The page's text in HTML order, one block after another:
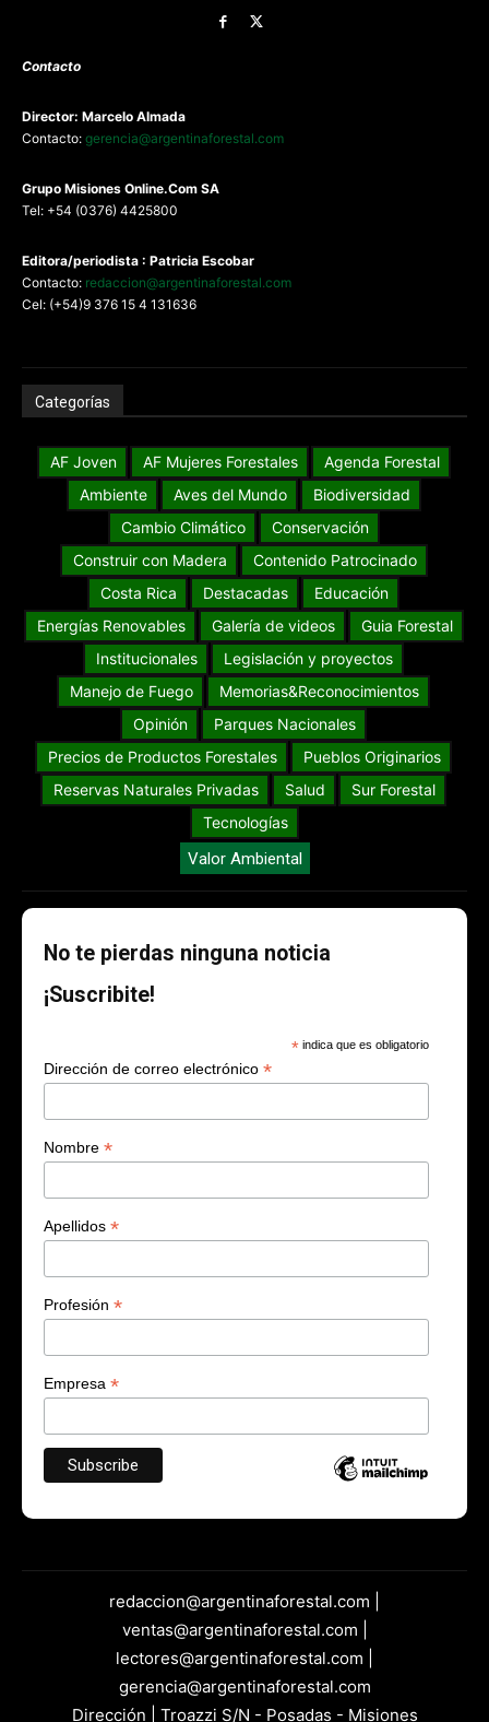
Contacto
Director: Marcelo Almada
Contacto: gerencia@argentinaforestal.com
Grupo Misiones Online.Com SA
Tel: +54 (0376) 4425800
Editora/periodista : Patricia Escobar
Contacto: redaccion@argentinaforestal.com
Cel: (+54)9 376 15 4 131636
Categorías
AF Joven AF Mujeres Forestales
Agenda Forestal
Ambiente
Aves del Mundo
Biodiversidad
Cambio Climático
Conservación
Construir con Madera
Contenido Patrocinado
Costa Rica
Destacadas
Educación
Energías Renovables
Galería de videos
Guia Forestal
Institucionales
Legislación y proyectos
Manejo de Fuego
Memorias&Reconocimientos
Opinión
Parques Nacionales
Precios de Productos Forestales
Pueblos Originarios
Reservas Naturales Privadas
Salud
Sur Forestal
Tecnologías
Valor Ambiental
No te pierdas ninguna noticia
¡Suscribite!
* indica que es obligatorio
Dirección de correo electrónico *
Nombre *
Apellidos *
Profesión *
Empresa *
redaccion@argentinaforestal.com |
ventas@argentinaforestal.com |
lectores@argentinaforestal.com |
gerencia@argentinaforestal.com
Dirección | Troazzi S/N - Posadas - Misiones